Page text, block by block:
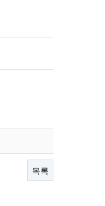
목록